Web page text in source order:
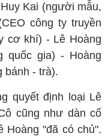
Kai (người mẫu,
công ty truyền
cơ khí) - Lê Hoàng
quốc gia) - Hoàng
bánh - trà).
quyết định loại Lê
cũng như dàn cố
Hoàng "đã có chủ".